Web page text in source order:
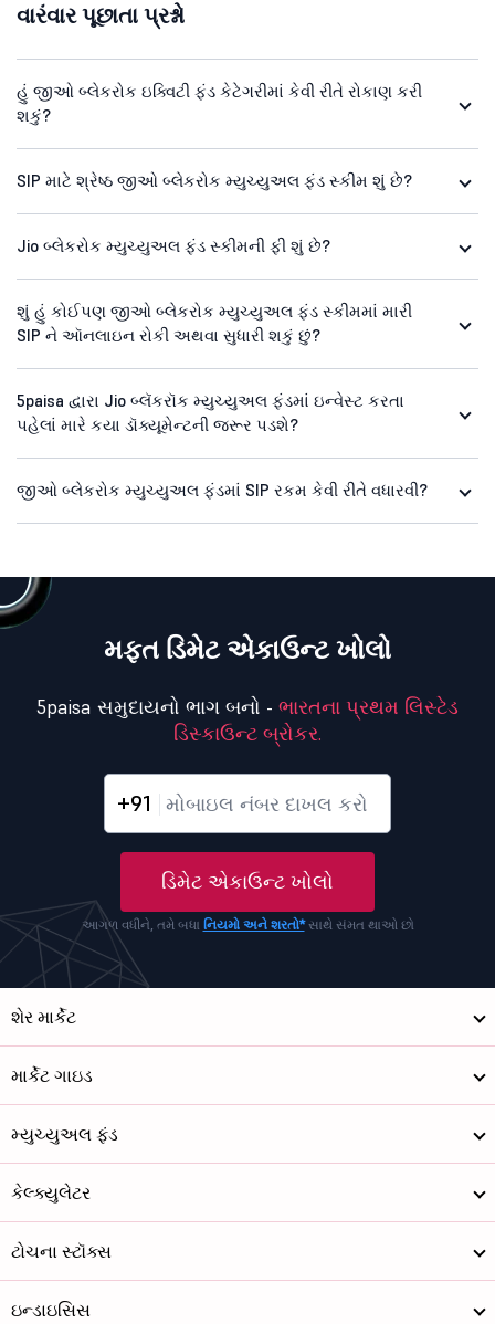
વારંવાર પૂછાતા પ્રશ્નો
હું જીઓ બ્લેકરોક ઇક્વિટી ફંડ કેટેગરીમાં કેવી રીતે રોકાણ કરી
શકું?
SIP માટે શ્રેષ્ઠ જીઓ બ્લેકરોક મ્યુચ્યુઅલ ફંડ સ્કીમ શું છે?
Jio બ્લેકરોક મ્યુચ્યુઅલ ફંડ સ્કીમની ફી શું છે?
શું હું કોઈપણ જીઓ બ્લેકરોક મ્યુચ્યુઅલ ફંડ સ્કીમમાં મારી
SIP ને ઑનલાઇન રોકી અથવા સુધારી શકું છું?
5paisa દ્વારા Jio બ્લૅકરૉક મ્યુચ્યુઅલ ફંડમાં ઇન્વેસ્ટ કરતા
પહેલાં મારે કયા ડૉક્યૂમેન્ટની જરૂર પડશે?
જીઓ બ્લેકરોક મ્યુચ્યુઅલ ફંડમાં SIP રકમ કેવી રીતે વધારવી?
મફત ડિમેટ એકાઉન્ટ ખોલો
5paisa સમુદાયનો ભાગ બનો - ભારતના પ્રથમ લિસ્ટેડ
ડિસ્કાઉન્ટ બ્રોકર.
+91
ડિમેટ એકાઉન્ટ ખોલો
આગળ વધીને, તમે બધા નિયમો અને શરતો*સાથે સંમત થાઓ છો
શેર માર્કેટ
માર્કેટ ગાઇડ
મ્યુચ્યુઅલ ફંડ
કેલ્ક્યુલેટર
ટોચના સ્ટૉક્સ
ઇન્ડાઇસિસ